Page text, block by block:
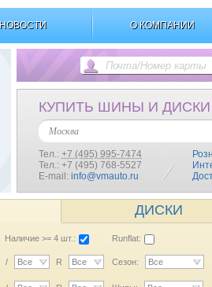
НОВОСТИ О КОМПАНИИ
КУПИТЬ ШИНЫ И ДИСКИ
Москва
Тел.: +7 (495) 995-7474
Тел.: +7 (495) 768-5527
E-mail: info@vmauto.ru
ДИСКИ
Наличие >= 4 шт.: Runflat:
/ Все R Все Сезон: Все